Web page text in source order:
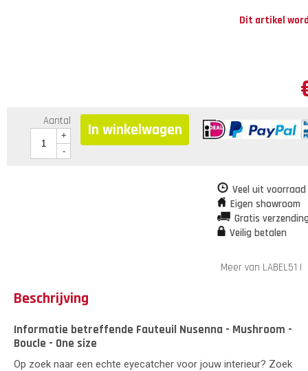
Dit artikel
Aantal
+
-
In winkelwagen
Veel uit
Eigen showroom
Gratis
Veilig betalen
Meer van LABEL51 |
Beschrijving
Informatie betreffende Fauteuil Nusenna - Mushroom -
Boucle - One size
Op zoek naar een echte eyecatcher voor jouw interieur? Zoek